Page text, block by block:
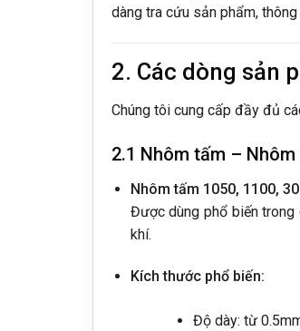
dàng tra cứu sản phẩm,
2. Các dòng sản
Chúng tôi cung cấp đầy đủ
2.1 Nhôm tấm – Nhôm
Nhôm tấm 1050, 1100,
Được dùng phổ biến trong
khí.
Kích thước phổ biến:
Độ dày: từ